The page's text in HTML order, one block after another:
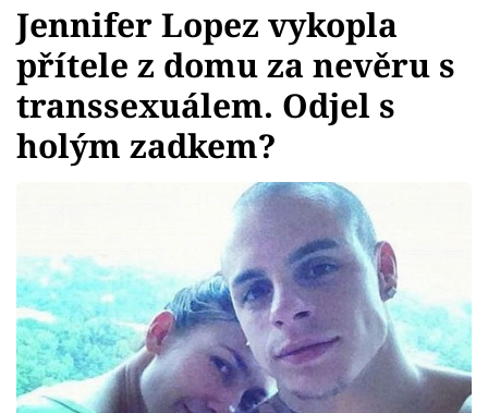
Témata
Showbyznys
Sex a vztahy
Videa
Sledujte prima+
Jennifer Lopez vykopla
přítele z domu za nevěru s
transsexuálem. Odjel s
holým zadkem?